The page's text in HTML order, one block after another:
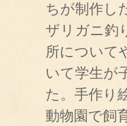
ちが制作し
ザリガニ釣
所について
いて学生が
た。手作り
動物園で飼